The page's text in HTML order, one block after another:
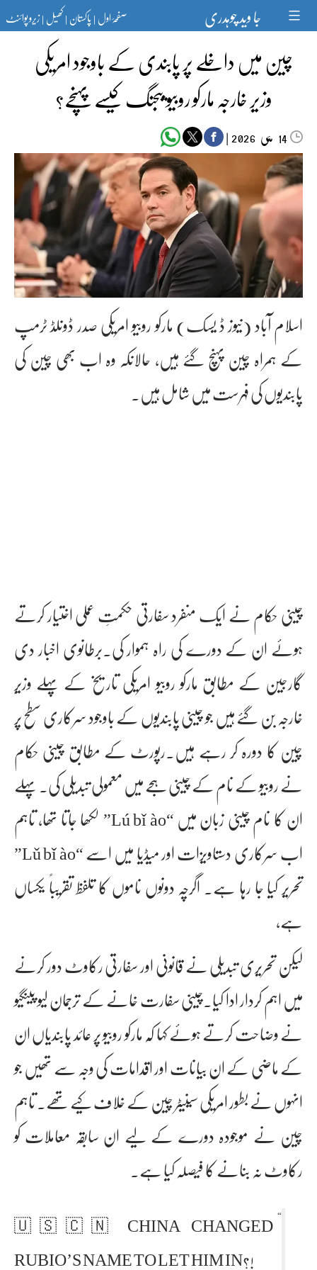
content جا وید چوہدری صفحۂ اول|پاکستان|کھیل|زیرو پوائنٹ
چین میں داخلے پر پابندی کے باوجود امریکی
وزیر خارجہ مارکو روبیو بیجنگ کیسے پہنچے؟
14 مئی‬‮ |
اسلام آباد (نیوز ڈ یسک) مارکو روبیو امریکی صدر ڈونلڈ ٹرمپ
کے ہمراہ چین پہنچ گئے ہیں، حالانکہ وہ اب بھی چین کی
پابندیوں کی فہرست میں شامل ہیں۔
چینی حکام نے ایک منفرد سفارتی حکمتِ عملی اختیار کرتے
ہوئے ان کے دورے کی راہ ہموار کی۔برطانوی اخبار دی
گارجین کے مطابق مارکو روبیو امریکی تاریخ کے پہلے وزیرِ
خارجہ بن گئے ہیں جو چینی پابندیوں کے باوجود سرکاری سطح پر
چین کا دورہ کر رہے ہیں۔رپورٹ کے مطابق چینی حکام
نے روبیو کے نام کے چینی ہجے میں معمولی تبدیلی کی۔ پہلے
ان کا نام چینی زبان میں “Lú bǐ ào” لکھا جاتا تھا، تاہم
اب سرکاری دستاویزات اور میڈیا میں اسے “Lǔ bǐ ào”
تحریر کیا جا رہا ہے۔ اگرچہ دونوں ناموں کا تلفظ تقریباً یکساں
ہے،
لیکن تحریری تبدیلی نے قانونی اور سفارتی رکاوٹ دور کرنے
میں اہم کردار ادا کیا۔چینی سفارت خانے کے ترجمان لیو پینگیو
نے وضاحت کرتے ہوئے کہا کہ مارکو روبیو پر عائد پابندیاں ان
کے ماضی کے ان بیانات اور اقدامات کی وجہ سے تھیں جو
انہوں نے بطور امریکی سینیٹر چین کے خلاف کیے تھے۔ تاہم
چین نے موجودہ دورے کے لیے ان سابقہ معاملات کو
رکاوٹ نہ بنانے کا فیصلہ کیا ہے۔
🇺🇸🇨🇳 CHINA CHANGED
RUBIO’S NAME TO LET HIM IN?!